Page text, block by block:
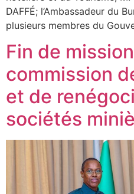
DAFFÉ; l’Ambassadeur du
plusieurs membres du
Fin de
commission
et de
sociétés